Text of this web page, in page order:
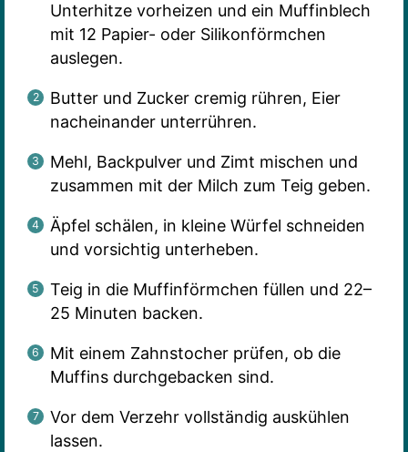
Unterhitze vorheizen und ein Muffinblech
mit 12 Papier- oder Silikonförmchen
auslegen.
Butter und Zucker cremig rühren, Eier
nacheinander unterrühren.
Mehl, Backpulver und Zimt mischen und
zusammen mit der Milch zum Teig geben.
Äpfel schälen, in kleine Würfel schneiden
und vorsichtig unterheben.
Teig in die Muffinförmchen füllen und 22–
25 Minuten backen.
Mit einem Zahnstocher prüfen, ob die
Muffins durchgebacken sind.
Vor dem Verzehr vollständig auskühlen
lassen.